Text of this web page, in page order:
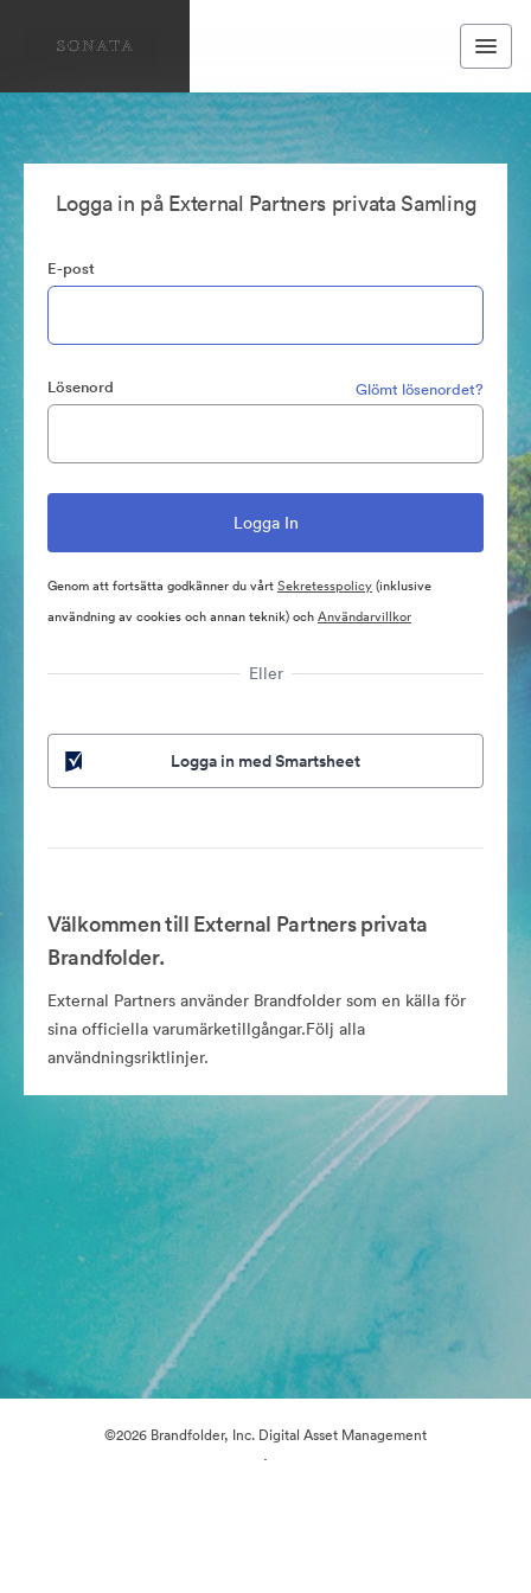
Logga in på External Partners privata Samling
E-post
Lösenord Glömt lösenordet?
Genom att fortsätta godkänner du vårtSekretesspolicy(inklusive
användning av cookies och annan teknik) ochAnvändarvillkor
Eller
Logga in med Smartsheet
Välkommen till External Partners privata
Brandfolder.
External Partners använder Brandfolder som en källa för
sina officiella varumärketillgångar.Följ alla
användningsriktlinjer.
©2026 Brandfolder, Inc. Digital Asset Management
·